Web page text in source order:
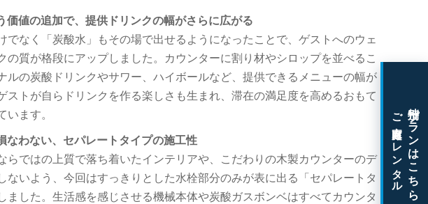
価値の追加で、提供ドリンクの幅がさらに広がる
でなく「炭酸水」もその場で出せるようになったことで、ゲストへのウェ
の質が格段にアップしました。カウンターに割り材やシロップを並べるこ
ルの炭酸ドリンクやサワー、ハイボールなど、提供できるメニューの幅が
ストが自らドリンクを作る楽しさも生まれ、滞在の満足度を高めるおもて
います。
なわない、セパレートタイプの施工性
らではの上質で落ち着いたインテリアや、こだわりの木製カウンターのデ
ないよう、今回はすっきりとした水栓部分のみが表に出る「セパレートタ
ました。生活感を感じさせる機械本体や炭酸ガスボンベはすべてカウンタ
ご家庭向けレンタル特別プランはこちら